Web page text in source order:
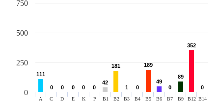
111
111
0
0 0
0 0
0 0
0 0
0
42
42
181
181
1
1 0
0
189
189
49
49
0
0
89
89
352
352
0
0
A C D E K P B1 B2 B3 B4 B5 B6 B7 B9 B12 B14
0
250
500
750